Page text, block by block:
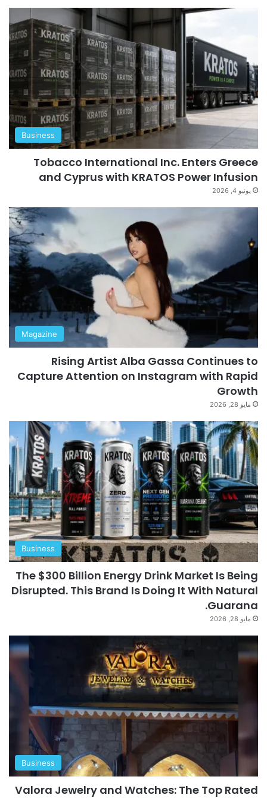
Business
Tobacco International Inc. Enters Greece
and Cyprus with KRATOS Power Infusion
يونيو 4, 2026
Magazine
Rising Artist Alba Gassa Continues to
Capture Attention on Instagram with Rapid
Growth
مايو 28, 2026
Business
The $300 Billion Energy Drink Market Is Being
Disrupted. This Brand Is Doing It With Natural
Guarana.
مايو 28, 2026
Business
Valora Jewelry and Watches: The Top Rated